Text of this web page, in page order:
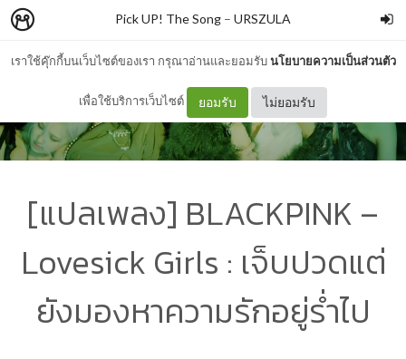
เราใช้คุ๊กกี้บนเว็บไซต์ของเรา กรุณาอ่านและยอมรับนโยบายความเป็นส่วนตัว
เพื่อใช้บริการเว็บไซต์ ยอมรับ ไม่ยอมรับ
Pick UP! The Song – URSZULA
[แปลเพลง] BLACKPINK –
Lovesick Girls : เจ็บปวดแต่
ยังมองหาความรักอยู่ร่ำไป